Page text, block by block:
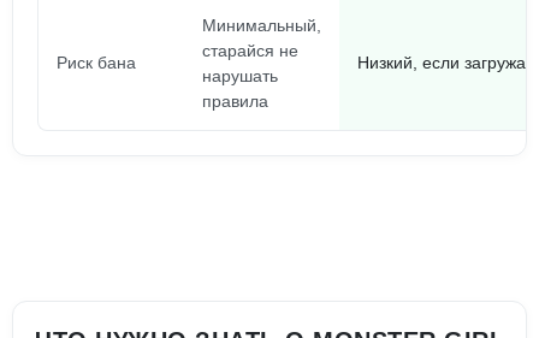
Риск бана
Минимальный,
старайся не
нарушать
правила
Низкий, если